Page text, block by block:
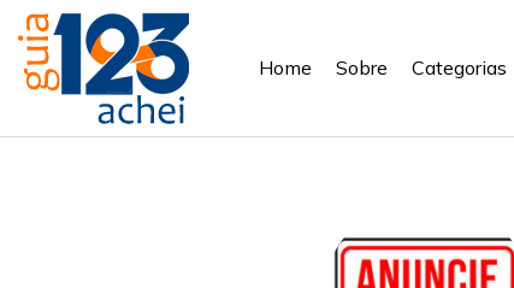
Home Sobre Categorias